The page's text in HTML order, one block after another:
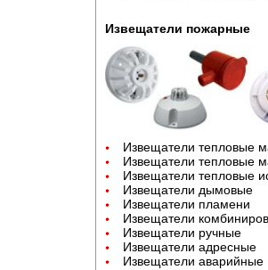
Извещатели пожарные
Извещатели тепловые
Извещатели тепловые
Извещатели тепловые
Извещатели дымовые
Извещатели пламени
Извещатели
Извещатели ручные
Извещатели адресные
Извещатели аварийные